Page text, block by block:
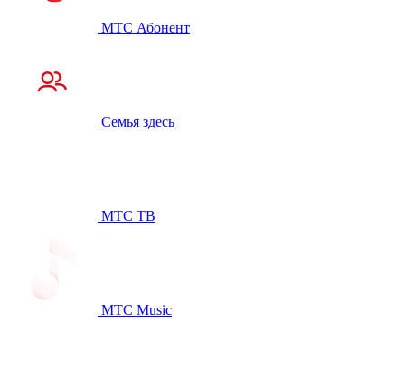
МТС Абонент
Семья здесь
МТС ТВ
МТС Music